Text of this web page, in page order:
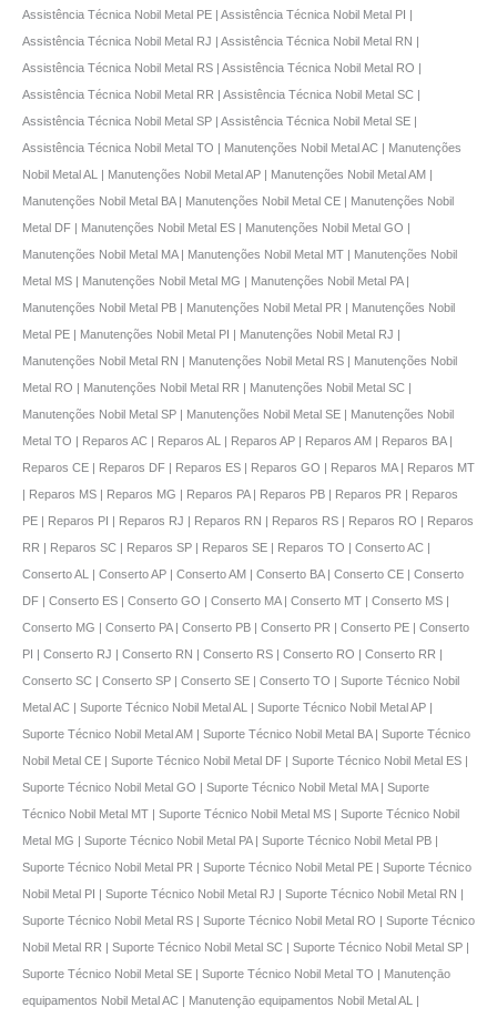
Assistência Técnica Nobil Metal PE | Assistência Técnica Nobil Metal PI |
Assistência Técnica Nobil Metal RJ | Assistência Técnica Nobil Metal RN |
Assistência Técnica Nobil Metal RS | Assistência Técnica Nobil Metal RO |
Assistência Técnica Nobil Metal RR | Assistência Técnica Nobil Metal SC |
Assistência Técnica Nobil Metal SP | Assistência Técnica Nobil Metal SE |
Assistência Técnica Nobil Metal TO | Manutenções Nobil Metal AC | Manutenções
Nobil Metal AL | Manutenções Nobil Metal AP | Manutenções Nobil Metal AM |
Manutenções Nobil Metal BA | Manutenções Nobil Metal CE | Manutenções Nobil
Metal DF | Manutenções Nobil Metal ES | Manutenções Nobil Metal GO |
Manutenções Nobil Metal MA | Manutenções Nobil Metal MT | Manutenções Nobil
Metal MS | Manutenções Nobil Metal MG | Manutenções Nobil Metal PA |
Manutenções Nobil Metal PB | Manutenções Nobil Metal PR | Manutenções Nobil
Metal PE | Manutenções Nobil Metal PI | Manutenções Nobil Metal RJ |
Manutenções Nobil Metal RN | Manutenções Nobil Metal RS | Manutenções Nobil
Metal RO | Manutenções Nobil Metal RR | Manutenções Nobil Metal SC |
Manutenções Nobil Metal SP | Manutenções Nobil Metal SE | Manutenções Nobil
Metal TO | Reparos AC | Reparos AL | Reparos AP | Reparos AM | Reparos BA |
Reparos CE | Reparos DF | Reparos ES | Reparos GO | Reparos MA | Reparos MT
| Reparos MS | Reparos MG | Reparos PA | Reparos PB | Reparos PR | Reparos
PE | Reparos PI | Reparos RJ | Reparos RN | Reparos RS | Reparos RO | Reparos
RR | Reparos SC | Reparos SP | Reparos SE | Reparos TO | Conserto AC |
Conserto AL | Conserto AP | Conserto AM | Conserto BA | Conserto CE | Conserto
DF | Conserto ES | Conserto GO | Conserto MA | Conserto MT | Conserto MS |
Conserto MG | Conserto PA | Conserto PB | Conserto PR | Conserto PE | Conserto
PI | Conserto RJ | Conserto RN | Conserto RS | Conserto RO | Conserto RR |
Conserto SC | Conserto SP | Conserto SE | Conserto TO | Suporte Técnico Nobil
Metal AC | Suporte Técnico Nobil Metal AL | Suporte Técnico Nobil Metal AP |
Suporte Técnico Nobil Metal AM | Suporte Técnico Nobil Metal BA | Suporte Técnico
Nobil Metal CE | Suporte Técnico Nobil Metal DF | Suporte Técnico Nobil Metal ES |
Suporte Técnico Nobil Metal GO | Suporte Técnico Nobil Metal MA | Suporte
Técnico Nobil Metal MT | Suporte Técnico Nobil Metal MS | Suporte Técnico Nobil
Metal MG | Suporte Técnico Nobil Metal PA | Suporte Técnico Nobil Metal PB |
Suporte Técnico Nobil Metal PR | Suporte Técnico Nobil Metal PE | Suporte Técnico
Nobil Metal PI | Suporte Técnico Nobil Metal RJ | Suporte Técnico Nobil Metal RN |
Suporte Técnico Nobil Metal RS | Suporte Técnico Nobil Metal RO | Suporte Técnico
Nobil Metal RR | Suporte Técnico Nobil Metal SC | Suporte Técnico Nobil Metal SP |
Suporte Técnico Nobil Metal SE | Suporte Técnico Nobil Metal TO | Manutençāo
equipamentos Nobil Metal AC | Manutençāo equipamentos Nobil Metal AL |